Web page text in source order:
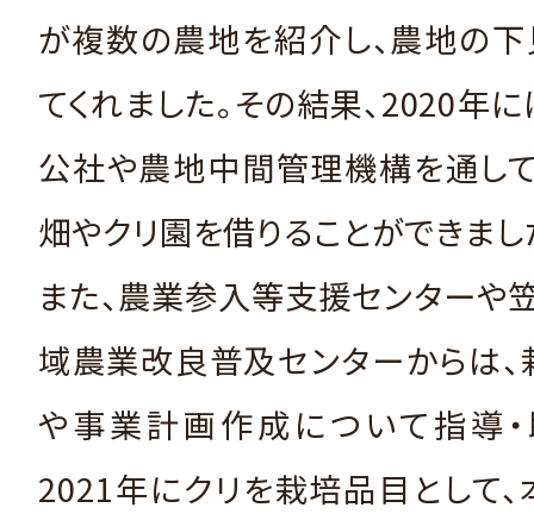
が複数の農地を紹介し、農地の
てくれました。その結果、2020年
公社や農地中間管理機構を通し
畑やクリ園を借りることができまし
また、農業参入等支援センターや
域農業改良普及センターからは
や事業計画作成について指導・
2021年にクリを栽培品目として